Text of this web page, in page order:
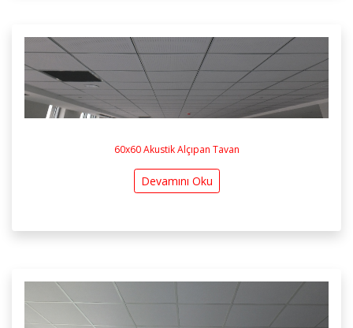
60x60 Akustik Alçıpan Tavan
Devamını Oku